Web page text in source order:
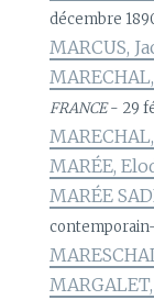
décembre
MARCUS,
FRANCE- 29
MARÉE,
MARÉE